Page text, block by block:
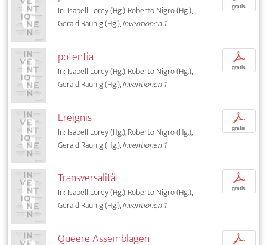
In: Isabell Lorey (Hg.), Roberto Nigro (Hg.),
Gerald Raunig (Hg.),Inventionen 1
gratis
potentia
In: Isabell Lorey (Hg.), Roberto Nigro (Hg.),
Gerald Raunig (Hg.),Inventionen 1
p
gratis
Ereignis
In: Isabell Lorey (Hg.), Roberto Nigro (Hg.),
Gerald Raunig (Hg.),Inventionen 1
p
gratis
Transversalität
In: Isabell Lorey (Hg.), Roberto Nigro (Hg.),
Gerald Raunig (Hg.),Inventionen 1
p
gratis
Queere Assemblagen p